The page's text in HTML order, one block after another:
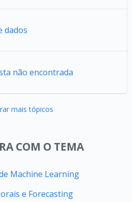
dados
não encontrada
mais tópicos
COM O TEMA
Machine Learning
e Forecasting